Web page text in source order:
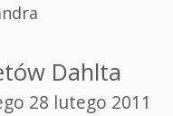
Dahlta
28 lutego 2011